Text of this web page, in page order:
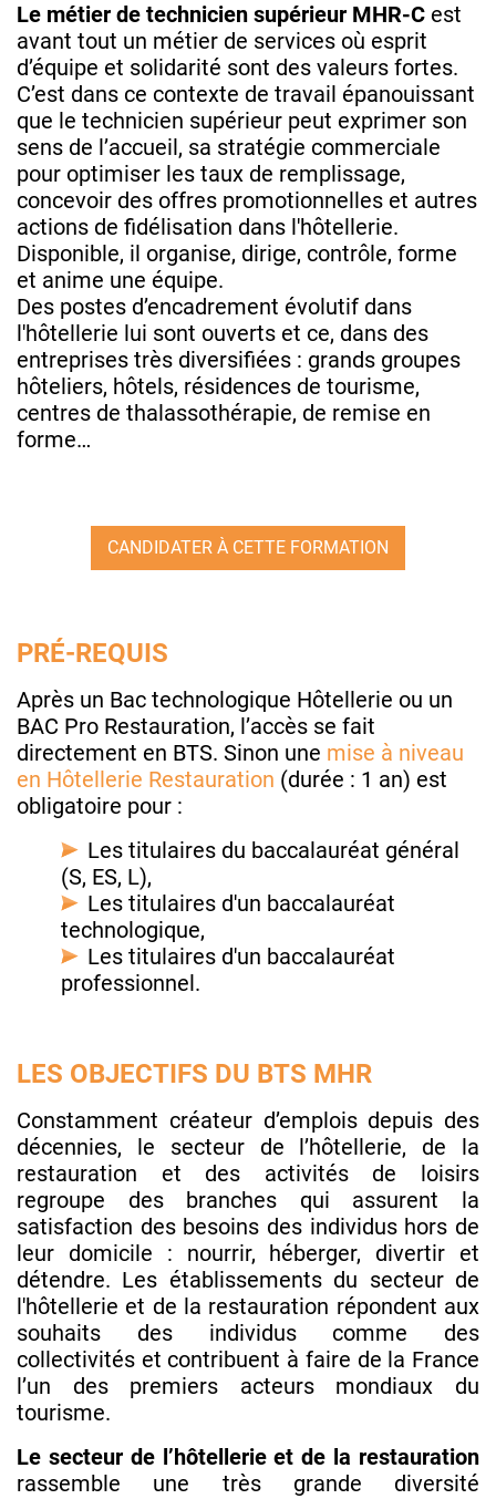
Le métier de technicien supérieur MHR-C est
avant tout un métier de services où esprit
d’équipe et solidarité sont des valeurs fortes.
C’est dans ce contexte de travail épanouissant
que le technicien supérieur peut exprimer son
sens de l’accueil, sa stratégie commerciale
pour optimiser les taux de remplissage,
concevoir des offres promotionnelles et autres
actions de fidélisation dans l'hôtellerie.
Disponible, il organise, dirige, contrôle, forme
et anime une équipe.
Des postes d’encadrement évolutif dans
l'hôtellerie lui sont ouverts et ce, dans des
entreprises très diversifiées : grands groupes
hôteliers, hôtels, résidences de tourisme,
centres de thalassothérapie, de remise en
forme…
CANDIDATER À CETTE FORMATION
PRÉ-REQUIS
Après un Bac technologique Hôtellerie ou un
BAC Pro Restauration, l’accès se fait
directement en BTS. Sinon une mise à niveau
en Hôtellerie Restauration (durée : 1 an) est
obligatoire pour :
Les titulaires du baccalauréat général
(S, ES, L),
Les titulaires d'un baccalauréat
technologique,
Les titulaires d'un baccalauréat
professionnel.
LES OBJECTIFS DU BTS MHR
Constamment créateur d’emplois depuis des
décennies, le secteur de l’hôtellerie, de la
restauration et des activités de loisirs
regroupe des branches qui assurent la
satisfaction des besoins des individus hors de
leur domicile : nourrir, héberger, divertir et
détendre. Les établissements du secteur de
l'hôtellerie et de la restauration répondent aux
souhaits des individus comme des
collectivités et contribuent à faire de la France
l’un des premiers acteurs mondiaux du
tourisme.
Le secteur de l’hôtellerie et de la restauration
rassemble une très grande diversité